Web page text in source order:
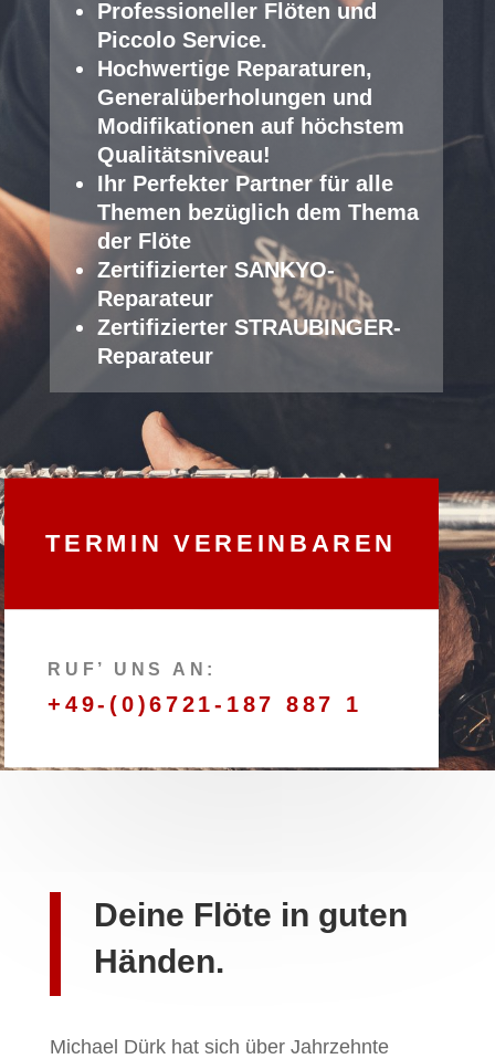
Professioneller Fl öten und
Piccolo Service.
Hochwertige Reparaturen,
Generalüberholungen und
Modifikationen auf höchstem
Qualitätsniveau!
Ihr Perfekter Partner für alle
Themen bezüglich dem Thema
der Flöte
Zertifizierter SANKYO-
Reparateur
Zertifizierter STRAUBINGER-
Reparateur
TERMIN VEREINBAREN
RUF’ UNS AN:
+49-(0)6721-187 887 1
Deine Flöte in guten
Händen.
Michael Dürk hat sich über Jahrzehnte